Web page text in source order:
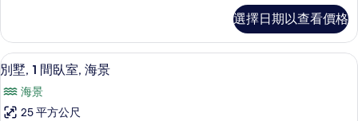
的
所
有
相
式
客
房,
海
景
(Villa,
選擇日期以查看價格
顯
示
別
別墅, 1 間臥室, 海景 | 1 間臥室、高級
6
別墅, 1 間臥室, 海景
海景
25 平方公尺